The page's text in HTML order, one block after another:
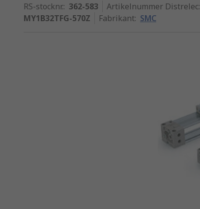
RS-stocknr.: 362-583 Artikelnummer Distrelec:
MY1B32TFG-570Z
Fabrikant: SMC